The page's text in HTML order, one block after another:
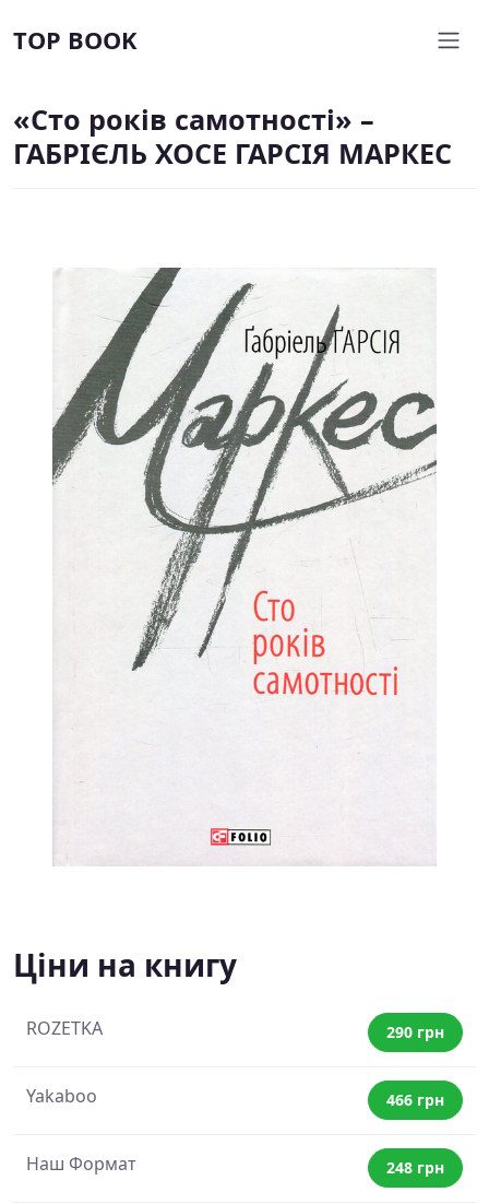
TOP BOOK
«Сто років самотності» –
ГАБРІЄЛЬ ХОСЕ ГАРСІЯ МАРКЕС
Ціни на книгу
ROZETKA 290 грн
Yakaboo 466 грн
Наш Формат 248 грн